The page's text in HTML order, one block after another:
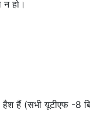
+
+ |
++-+----
+ |
+++
+
|
|
हो।
हैं (सभी यूटीएफ -8